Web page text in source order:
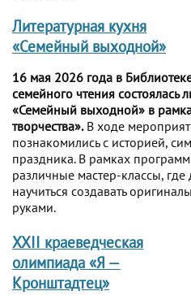
Литературная кухня
«Семейный выходной»
16 мая 2026 года в
семейного чтения состоялась
«Семейный выходной» в
творчества».В ходе
познакомились с историей,
праздника. В рамках
различные мастер-классы,
научиться создавать
руками.
XXII краеведческая
олимпиада «Я —
Кронштадтец»